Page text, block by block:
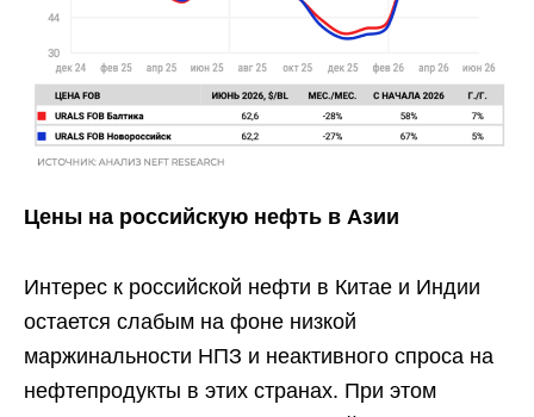
Цены на российскую нефть в Азии
Интерес к российской нефти в Китае и Индии
остается слабым на фоне низкой
маржинальности НПЗ и неактивного спроса на
нефтепродукты в этих странах. При этом